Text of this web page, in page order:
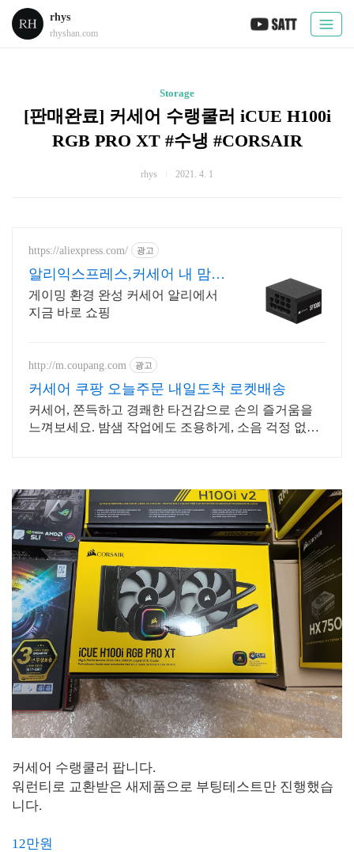
rhys
rhyshan.com
Storage
[판매완료] 커세어 수랭쿨러 iCUE H100i
RGB PRO XT #수냉 #CORSAIR
rhys 2021. 4. 1
https://aliexpress.com/ 광고
알리익스프레스,커세어 내 맘에
쏙드는 오늘의 특가
게이밍 환경 완성 커세어 알리에서
지금 바로 쇼핑
http://m.coupang.com 광고
커세어 쿠팡 오늘주문 내일도착 로켓배송
커세어, 쫀득하고 경쾌한 타건감으로 손의 즐거움을
느껴보세요. 밤샘 작업에도 조용하게, 소음 걱정 없는
커세어 수랭쿨러 팝니다.
워런티로 교환받은 새제품으로 부팅테스트만 진행했습
니다.
12만원